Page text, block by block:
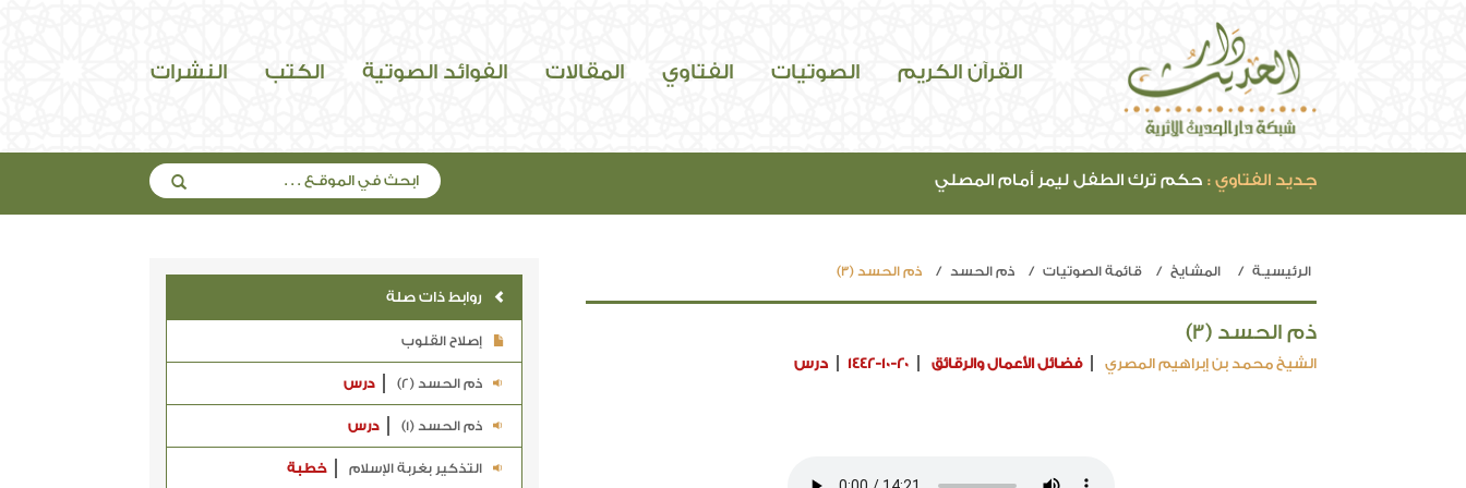
القرآن الكريم الصوتيات الفتاوي المقالات الفوائد الصوتية الكتب النشرات
جديد الفتاوي : حكم ترك الطفل ليمر أمام المصلي
الرئيسيـة المشايخ قائمة الصوتيات ذم الحسد ذم الحسد (3)
ذم الحسد (3)
الشيخ محمد بن إبراهيم المصري فضائل الأعمال والرقائق 1442-10-20 درس
روابط ذات صلة
إصلاح القلوب
ذم الحسد (2) درس
ذم الحسد (1) درس
التذكير بغربة الإسلام خطبة